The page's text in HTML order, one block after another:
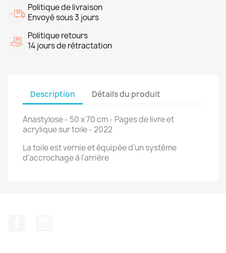
Politique de livraison
Envoyé sous 3 jours
Politique retours
14 jours de rétractation
Description Détails du produit
Anastylose - 50 x 70 cm - Pages de livre et
acrylique sur toile - 2022
La toile est vernie et équipée d'un système
d'accrochage à l'arrière